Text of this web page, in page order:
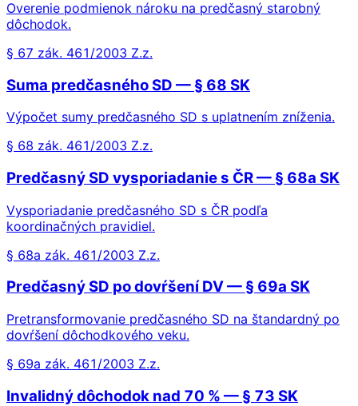
Overenie podmienok nároku na predčasný starobný
dôchodok.
§ 67 zák. 461/2003 Z.z.
Suma predčasného SD — § 68 SK
Výpočet sumy predčasného SD s uplatnením zníženia.
§ 68 zák. 461/2003 Z.z.
Predčasný SD vysporiadanie s ČR — § 68a SK
Vysporiadanie predčasného SD s ČR podľa
koordinačných pravidiel.
§ 68a zák. 461/2003 Z.z.
Predčasný SD po dovŕšení DV — § 69a SK
Pretransformovanie predčasného SD na štandardný po
dovŕšení dôchodkového veku.
§ 69a zák. 461/2003 Z.z.
Invalidný dôchodok nad 70 % — § 73 SK